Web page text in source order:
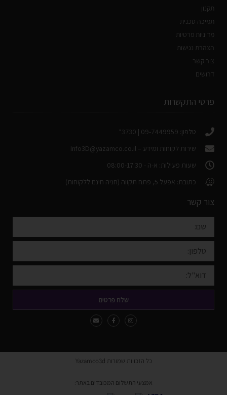
תקנון
תמיכה טכנית
מדיניות פרטיות
הצהרת נגישות
צור קשר
דרושים
פרטי התקשרות
טלפון: 09-7449959 | 3730*
שירות לקוחות ומידע – Info3D@yazamco.co.il
שעות פעילות: א-ה - 08:00-17:30
כתובת: אפעל 5, פתח תקווה (חניה חינם ללקוחות)
צור קשר
שלח פרטים
כל הזכויות שמורות Yazamco3d
אמצעי התשלום המכובדים באתר: